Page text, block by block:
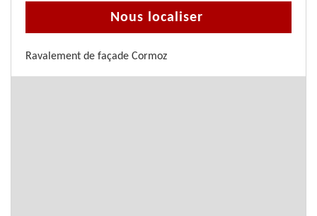
Nous localiser
Ravalement de façade Cormoz